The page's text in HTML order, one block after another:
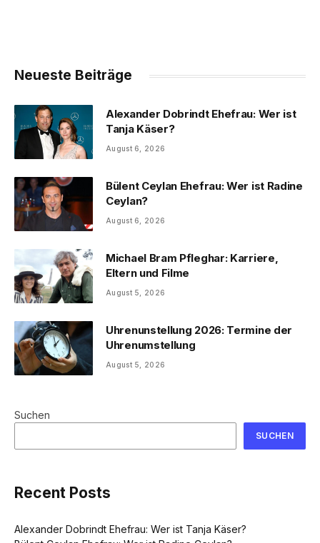
Neueste Beiträge
Alexander Dobrindt Ehefrau: Wer ist
Tanja Käser?
August 6, 2026
Bülent Ceylan Ehefrau: Wer ist Radine
Ceylan?
August 6, 2026
Michael Bram Pfleghar: Karriere,
Eltern und Filme
August 5, 2026
Uhrenunstellung 2026: Termine der
Uhrenumstellung
August 5, 2026
Suchen
SUCHEN
Recent Posts
Alexander Dobrindt Ehefrau: Wer ist Tanja Käser?